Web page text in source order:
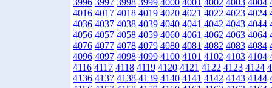
3996 3997 3998 3999 4000 4001 4002 4003 4004
4016 4017 4018 4019 4020 4021 4022 4023 4024
4036 4037 4038 4039 4040 4041 4042 4043 4044
4056 4057 4058 4059 4060 4061 4062 4063 4064
4076 4077 4078 4079 4080 4081 4082 4083 4084
4096 4097 4098 4099 4100 4101 4102 4103 4104
4116 4117 4118 4119 4120 4121 4122 4123 4124
4136 4137 4138 4139 4140 4141 4142 4143 4144